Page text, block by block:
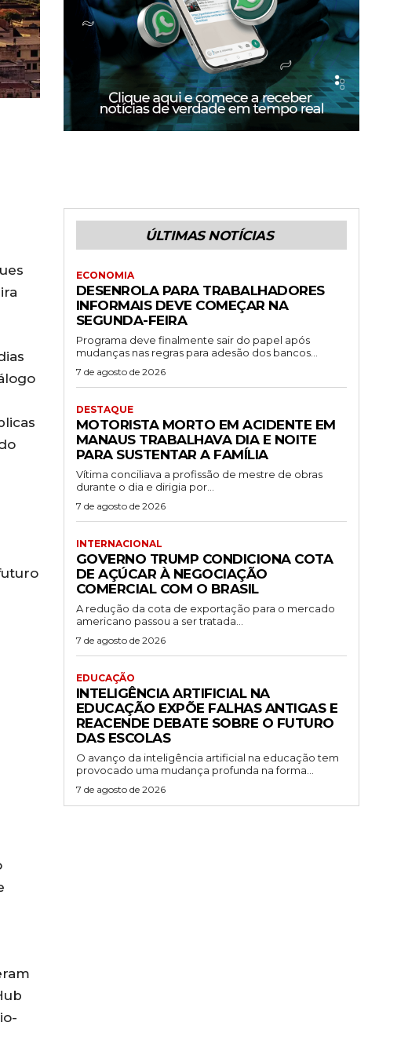
ÚLTIMAS NOTÍCIAS
ECONOMIA
DESENROLA PARA TRABALHADORES
INFORMAIS DEVE COMEÇAR NA
SEGUNDA-FEIRA
Programa deve finalmente sair do papel após
mudanças nas regras para adesão dos bancos...
7 de agosto de 2026
DESTAQUE
MOTORISTA MORTO EM ACIDENTE EM
MANAUS TRABALHAVA DIA E NOITE
PARA SUSTENTAR A FAMÍLIA
Vítima conciliava a profissão de mestre de obras
durante o dia e dirigia por...
7 de agosto de 2026
INTERNACIONAL
GOVERNO TRUMP CONDICIONA COTA
DE AÇÚCAR À NEGOCIAÇÃO
COMERCIAL COM O BRASIL
A redução da cota de exportação para o mercado
americano passou a ser tratada...
7 de agosto de 2026
EDUCAÇÃO
INTELIGÊNCIA ARTIFICIAL NA
EDUCAÇÃO EXPÕE FALHAS ANTIGAS E
REACENDE DEBATE SOBRE O FUTURO
DAS ESCOLAS
O avanço da inteligência artificial na educação tem
provocado uma mudança profunda na forma...
7 de agosto de 2026